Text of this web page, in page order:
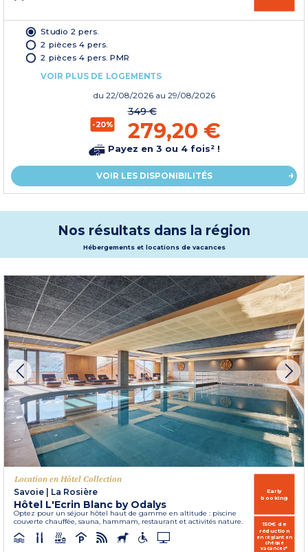
Studio 2 pers.
2 pièces 4 pers.
2 pièces 4 pers. PMR
VOIR PLUS DE LOGEMENTS
du 22/08/2026 au 29/08/2026
-20%
349 €
279,20 €
Payez en 3 ou 4 fois² !
VOIR LES DISPONIBILITÉS
Nos résultats dans la région
Hébergements et locations de vacances
Location en Hôtel Collection
Savoie
La Rosière
Hôtel L'Ecrin Blanc by Odalys
Optez pour un séjour hôtel haut de gamme en altitude : piscine
couverte chauffée, sauna, hammam, restaurant et activités nature.
Early
booking
150€ de
réduction
en réglant en
chèque
vacances*